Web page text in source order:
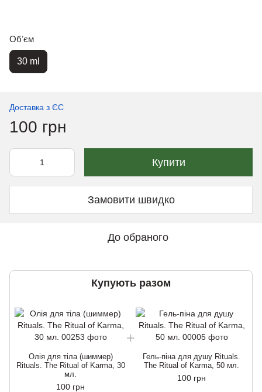
Обʼєм
30 ml
Доставка з ЄС
100 грн
Купити
Замовити швидко
До обраного
Купують разом
Олія для тіла (шиммер)
Rituals. The Ritual of Karma, 30
мл.
100 грн
Гель-піна для душу Rituals.
The Ritual of Karma, 50 мл.
100 грн